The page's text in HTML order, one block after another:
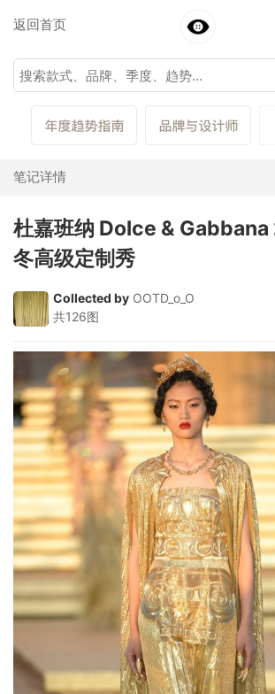
返回首页
笔记详情
杜嘉班纳 Dolce &
冬高级定制秀
Collected by OOTD_o_O
共126图